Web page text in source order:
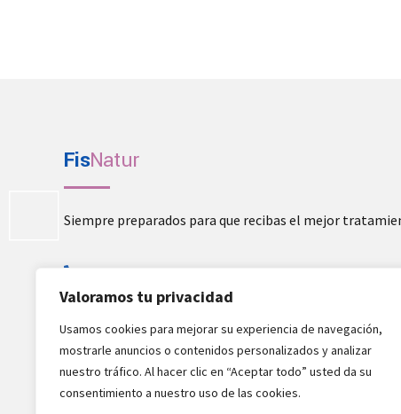
Valoramos tu privacidad
Usamos cookies para mejorar su experiencia de navegación,
mostrarle anuncios o contenidos personalizados y analizar
nuestro tráfico. Al hacer clic en “Aceptar todo” usted da su
consentimiento a nuestro uso de las cookies.
FisNatur
Siempre preparados para que recibas el mejor
669 10 43 01
info@fisnatur.com
fisnatur.com